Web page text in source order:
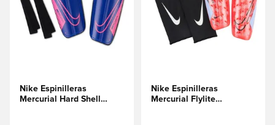
Nike Espinilleras
Mercurial Hard Shell
Nike Espinilleras
Mercurial Flylite